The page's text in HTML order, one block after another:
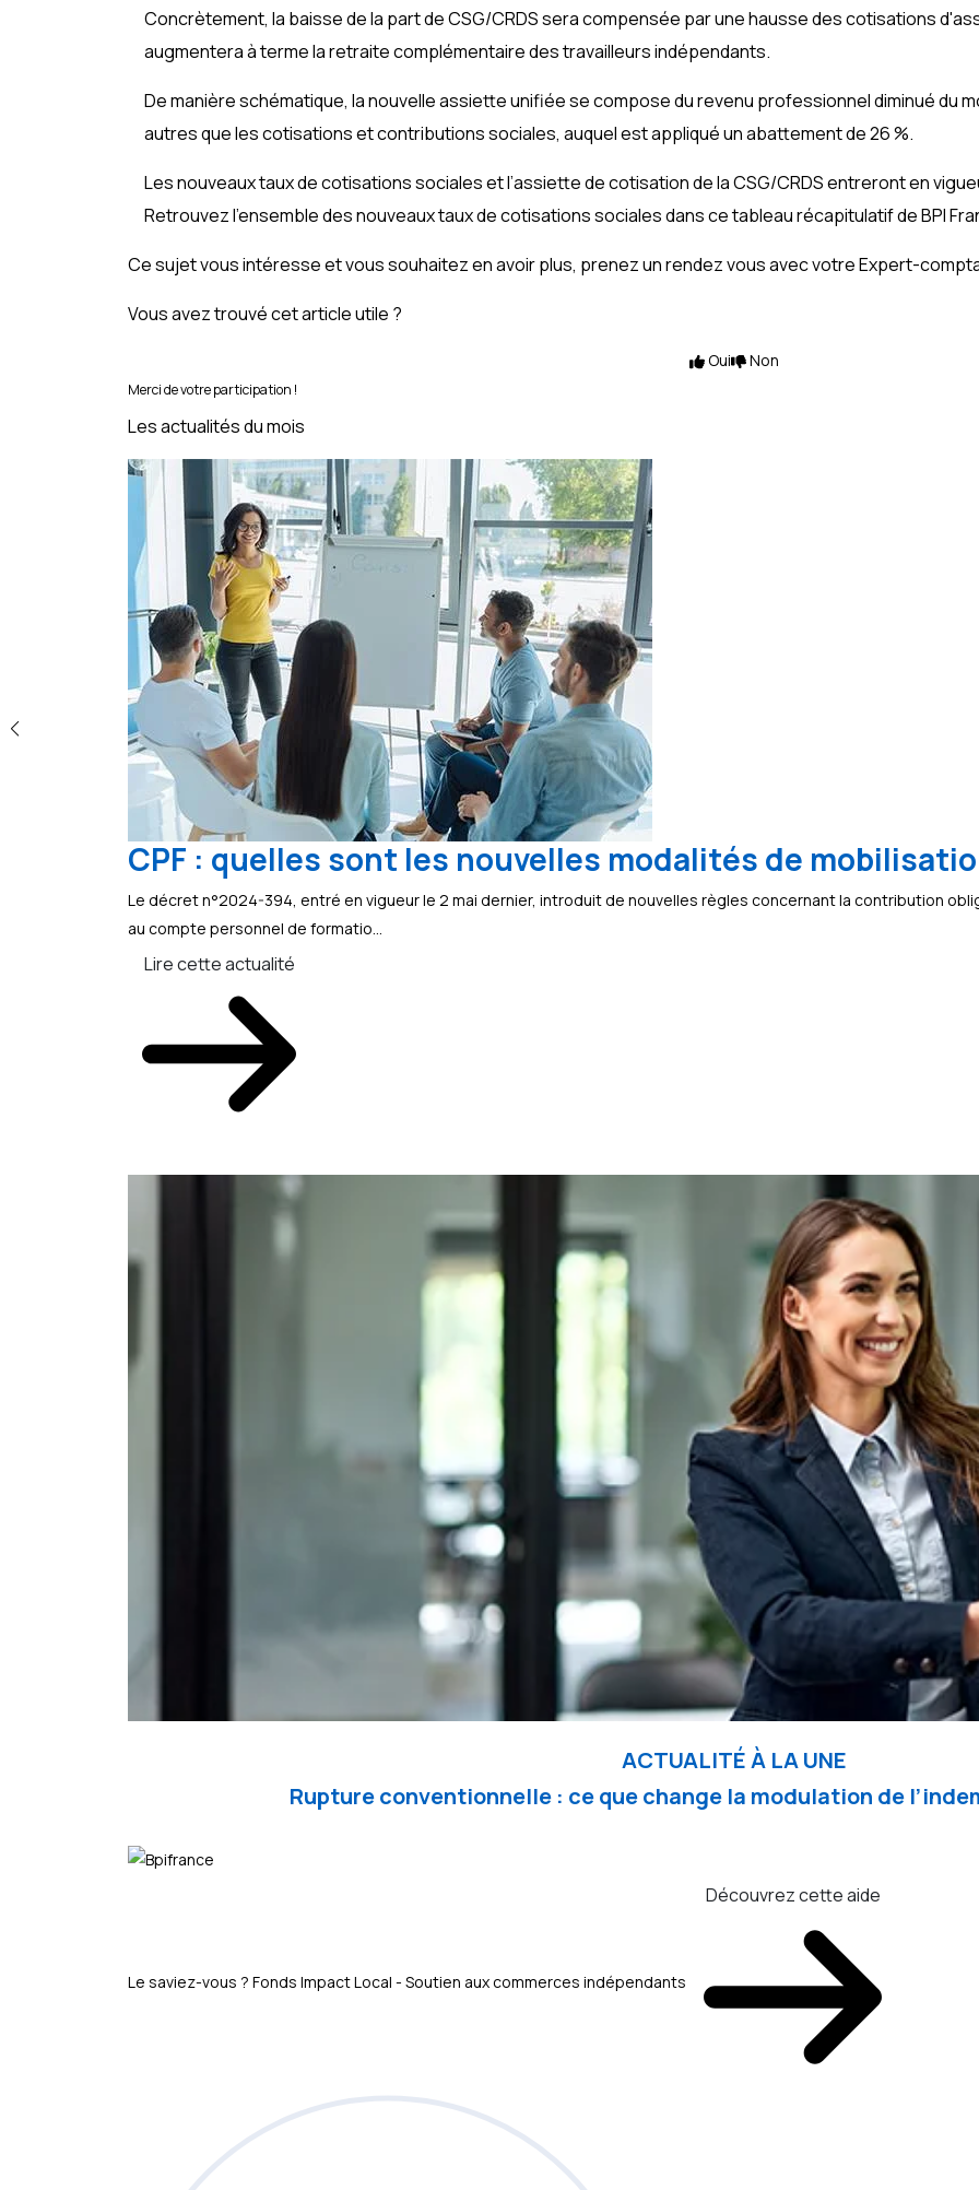
Concrètement, la baisse de la part de CSG/CRDS sera compensée par une hausse des cotisations
augmentera à terme la retraite complémentaire des travailleurs indépendants.
De manière schématique, la nouvelle assiette unifiée se compose du revenu professionnel diminué du
autres que les cotisations et contributions sociales, auquel est appliqué un abattement de 26 %.
Les nouveaux taux de cotisations sociales et l’assiette de cotisation de la CSG/CRDS entreront en
Retrouvez l’ensemble des nouveaux taux de cotisations socialesdans ce tableau récapitulatif de BPI
Ce sujet vous intéresse et vous souhaitez en avoir plus, prenez un rendez vous avec votre Expert-
Vous avez trouvé cet article utile ?
Oui Non
Merci de votre participation !
Les actualités du mois
CPF : quelles sont les nouvelles modalités de
Le décret n°2024-394, entré en vigueur le 2 mai dernier, introduit de nouvelles règles concernant la contribution
au compte personnel de formatio...
Lire cette actualité
ACTUALITÉ À LA UNE
Rupture conventionnelle : ce que change la modulation de
Le saviez-vous ? Fonds Impact Local - Soutien aux commerces indépendants
Découvrez cette aide